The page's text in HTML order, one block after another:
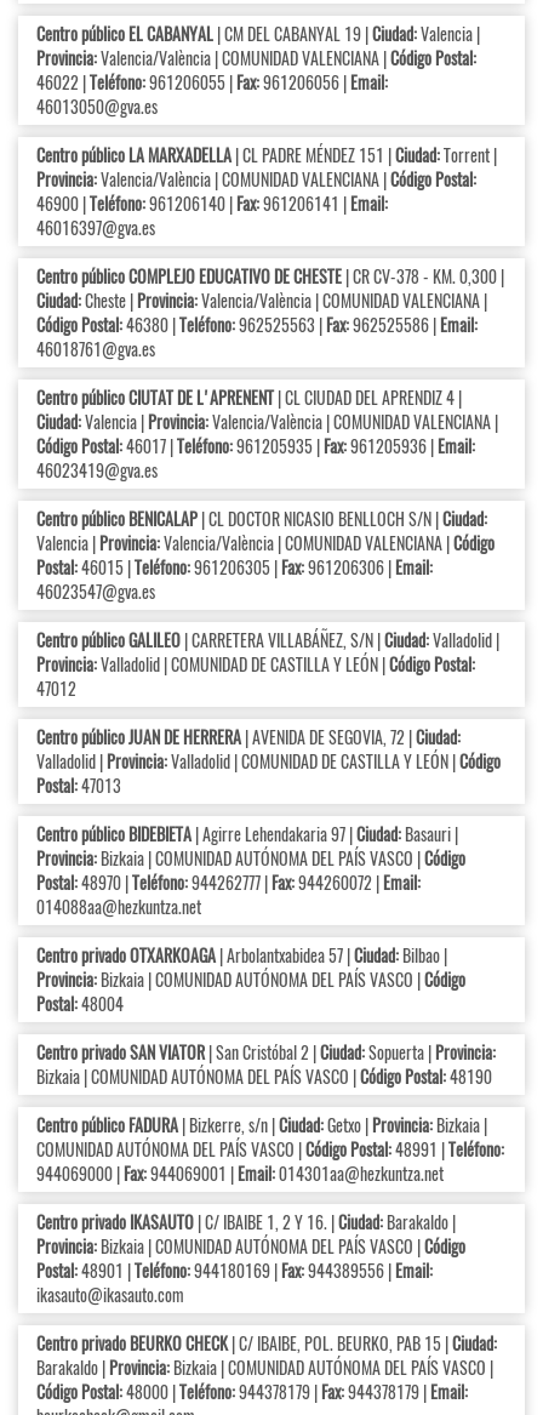
Centro público EL CABANYAL| CM DEL CABANYAL 19 |Ciudad:Valencia |
Provincia:Valencia/València | COMUNIDAD VALENCIANA |Código Postal:
46022 |Teléfono:961206055 |Fax:961206056 |Email:
46013050@gva.es
Centro público LA MARXADELLA| CL PADRE MÉNDEZ 151 |Ciudad:Torrent |
Provincia:Valencia/València | COMUNIDAD VALENCIANA |Código Postal:
46900 |Teléfono:961206140 |Fax:961206141 |Email:
46016397@gva.es
Centro público COMPLEJO EDUCATIVO DE CHESTE| CR CV-378 - KM. 0,300 |
Ciudad:Cheste |Provincia:Valencia/València | COMUNIDAD VALENCIANA |
Código Postal:46380 |Teléfono:962525563 |Fax:962525586 |Email:
46018761@gva.es
Centro público CIUTAT DE L'APRENENT| CL CIUDAD DEL APRENDIZ 4 |
Ciudad:Valencia |Provincia:Valencia/València | COMUNIDAD VALENCIANA |
Código Postal:46017 |Teléfono:961205935 |Fax:961205936 |Email:
46023419@gva.es
Centro público BENICALAP| CL DOCTOR NICASIO BENLLOCH S/N |Ciudad:
Valencia |Provincia:Valencia/València | COMUNIDAD VALENCIANA |Código
Postal:46015 |Teléfono:961206305 |Fax:961206306 |Email:
46023547@gva.es
Centro público GALILEO| CARRETERA VILLABÁÑEZ, S/N |Ciudad:Valladolid |
Provincia:Valladolid | COMUNIDAD DE CASTILLA Y LEÓN |Código Postal:
47012
Centro público JUAN DE HERRERA| AVENIDA DE SEGOVIA, 72 |Ciudad:
Valladolid |Provincia:Valladolid | COMUNIDAD DE CASTILLA Y LEÓN |Código
Postal:47013
Centro público BIDEBIETA| Agirre Lehendakaria 97 |Ciudad:Basauri |
Provincia:Bizkaia | COMUNIDAD AUTÓNOMA DEL PAÍS VASCO |Código
Postal:48970 |Teléfono:944262777 |Fax:944260072 |Email:
014088aa@hezkuntza.net
Centro privado OTXARKOAGA| Arbolantxabidea 57 |Ciudad:Bilbao |
Provincia:Bizkaia | COMUNIDAD AUTÓNOMA DEL PAÍS VASCO |Código
Postal:48004
Centro privado SAN VIATOR| San Cristóbal 2 |Ciudad:Sopuerta |Provincia:
Bizkaia | COMUNIDAD AUTÓNOMA DEL PAÍS VASCO |Código Postal:48190
Centro público FADURA| Bizkerre, s/n |Ciudad:Getxo |Provincia:Bizkaia |
COMUNIDAD AUTÓNOMA DEL PAÍS VASCO |Código Postal:48991 |Teléfono:
944069000 |Fax:944069001 |Email:014301aa@hezkuntza.net
Centro privado IKASAUTO| C/ IBAIBE 1, 2 Y 16. |Ciudad:Barakaldo |
Provincia:Bizkaia | COMUNIDAD AUTÓNOMA DEL PAÍS VASCO |Código
Postal:48901 |Teléfono:944180169 |Fax:944389556 |Email:
ikasauto@ikasauto.com
Centro privado BEURKO CHECK| C/ IBAIBE, POL. BEURKO, PAB 15 |Ciudad:
Barakaldo |Provincia:Bizkaia | COMUNIDAD AUTÓNOMA DEL PAÍS VASCO |
Código Postal:48000 |Teléfono:944378179 |Fax:944378179 |Email: